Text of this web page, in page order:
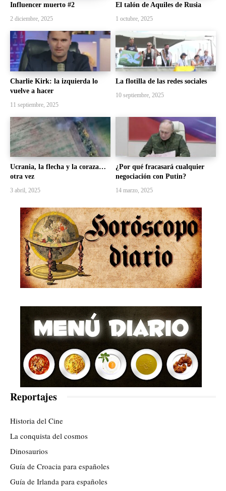
Influencer muerto #2
2 diciembre, 2025
El talón de Aquiles de Rusia
1 octubre, 2025
Charlie Kirk: la izquierda lo
vuelve a hacer
11 septiembre, 2025
La flotilla de las redes sociales
10 septiembre, 2025
Ucrania, la flecha y la coraza…
otra vez
3 abril, 2025
¿Por qué fracasará cualquier
negociación con Putin?
14 marzo, 2025
Reportajes
Historia del Cine
La conquista del cosmos
Dinosaurios
Guía de Croacia para españoles
Guía de Irlanda para españoles